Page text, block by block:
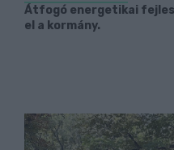
Átfogó energetikai
el a kormány.